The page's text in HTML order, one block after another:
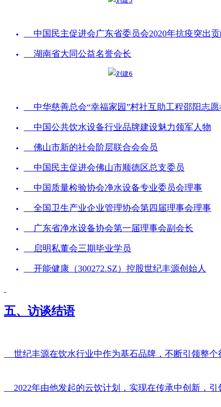
中国民主促进会广东省委员会2020年抗疫突出
湖南省大同公益名誉会长
中华慈善总会“幸福家园”村社互助工程邵阳志
中国公共饮水设备行业品牌建设魅力领军人物
佛山市新的社会阶层联合会会员
中国民主促进会佛山市顺德区总支委员
中国质量检验协会净水设备专业委员会理事
全国卫生产业企业管理协会第四届理事会理事
广东省净水设备协会第一届理事会副会长
启明私董会三期毕业学员
开能健康（300272.SZ）控股世纪丰源创始人
五、访谈结语
世纪丰源在饮水行业中作为基石品牌，不断引领整个
2022年由他发起的云饮计划，实现在传承中创新，